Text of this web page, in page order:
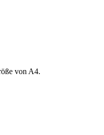
von A4.